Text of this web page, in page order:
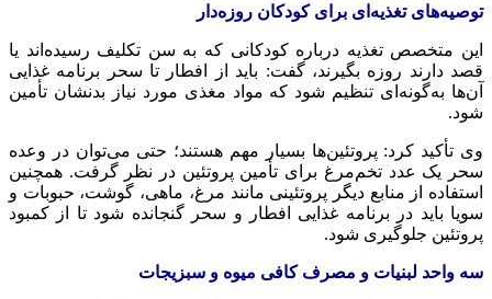
توصیه‌های تغذیه‌ای برای کودکان روزه‌دار
این متخصص تغذیه درباره کودکانی که به سن تکلیف رسیده‌اند یا
قصد دارند روزه بگیرند، گفت: باید از افطار تا سحر برنامه غذایی
آن‌ها به‌گونه‌ای تنظیم شود که مواد مغذی مورد نیاز بدنشان تأمین
شود.
وی تأکید کرد: پروتئین‌ها بسیار مهم هستند؛ حتی می‌توان در وعده
سحر یک عدد تخم‌مرغ برای تأمین پروتئین در نظر گرفت. همچنین
استفاده از منابع دیگر پروتئینی مانند مرغ، ماهی، گوشت، حبوبات و
سویا باید در برنامه غذایی افطار و سحر گنجانده شود تا از کمبود
پروتئین جلوگیری شود.
سه واحد لبنیات و مصرف کافی میوه و سبزیجات